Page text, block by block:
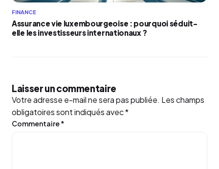
FINANCE
Assurance vie luxembourgeoise : pourquoi séduit-
elle les investisseurs internationaux ?
Laisser un commentaire
Votre adresse e-mail ne sera pas publiée. Les champs
obligatoires sont indiqués avec*
Commentaire*